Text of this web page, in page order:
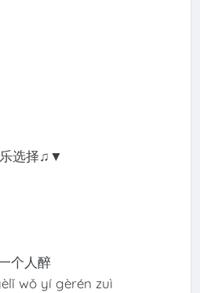
选择♫▼
个人醉
wǒ yí gèrén zuì